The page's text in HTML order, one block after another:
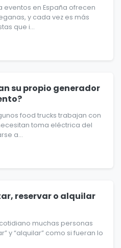
eventos en España ofrecen
y cada vez es más
que i...
su propio generador
food trucks trabajan con
toma eléctrica del
a...
reservar o alquilar
muchas personas
y “alquilar” como si fueran lo